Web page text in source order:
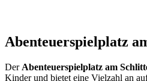
Abenteuerspielplatz
Der Abenteuerspielplatz am
Kinder und bietet eine Vielzahl an